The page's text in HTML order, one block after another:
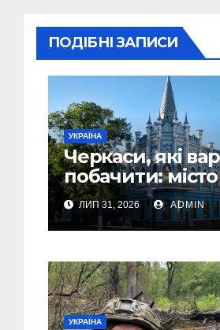
ПОДІБНІ ЗАПИСИ
УКРАЇНА
Черкаси, які
побачити: місто
Дніпра, зелені
та місця з
атмосферою
ЛИП 31, 2026 ADMIN
УКРАЇНА